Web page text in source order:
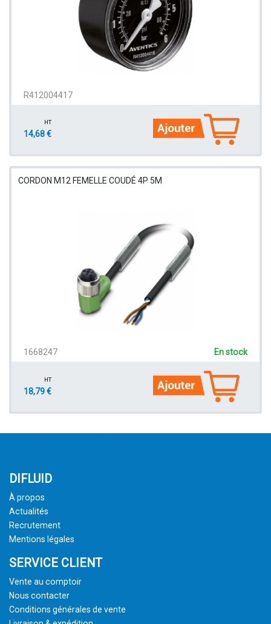
R412004417
HT
14,68 €
CORDON M12 FEMELLE COUDÉ 4P 5M
1668247 En stock
HT
18,79 €
DIFLUID
À propos
Actualités
Recrutement
Mentions légales
SERVICE CLIENT
Vente au comptoir
Nous contacter
Conditions générales de vente